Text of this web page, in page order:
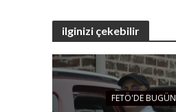
ilginizi çekebilir
FETÖ'DE BUGÜN